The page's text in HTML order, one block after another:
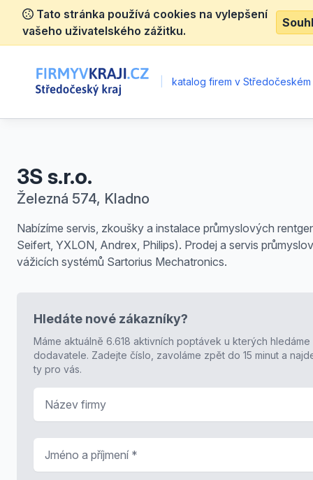
Tato stránka používá cookies na vylepšení
vašeho uživatelského zážitku.
katalog firem v Středočeském
3S s.r.o.
Železná 574, Kladno
Nabízíme servis, zkoušky a instalace průmyslových
Seifert, YXLON, Andrex, Philips). Prodej a servis
vážicích systémů Sartorius Mechatronics.
Hledáte nové zákazníky?
Máme aktuálně 6.618 aktivních poptávek u kterých hledáme
dodavatele. Zadejte číslo, zavoláme zpět do 15 minut a
ty pro vás.